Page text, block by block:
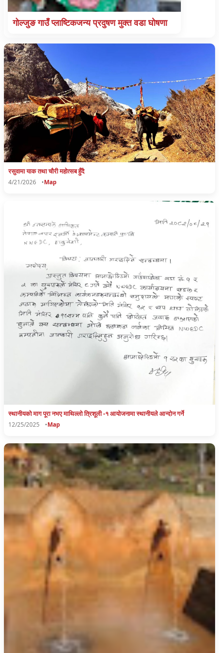
गाेल्जुङ गाउँ प्लाष्टिकजन्य प्रदुषण मुक्त वडा घोषणा
रसुवामा याक तथा चाैरी महाेत्सब हुँदै
4/21/2026 •Map
स्थानीयको माग पूरा नभए माथिल्लो त्रिशूली -१ आयोजनामा स्थानीयले आन्दोन गर्ने
12/25/2025 •Map